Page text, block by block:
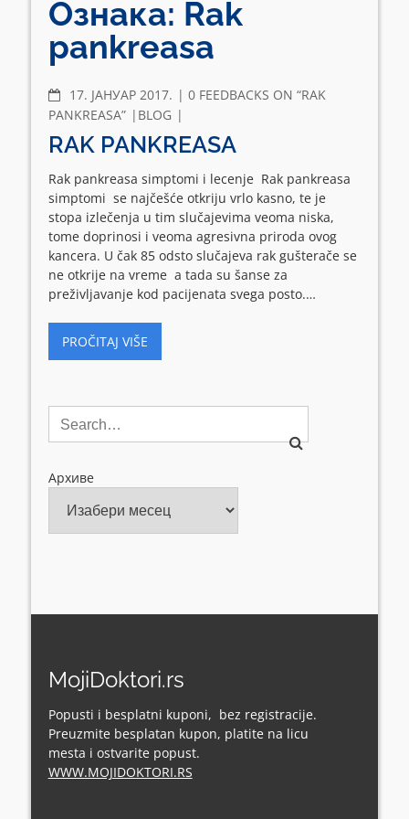
Ознака: Rak
pankreasa
17. ЈАНУАР 2017. COMMENTS
0 FEEDBACKS ON “RAK
PANKREASA”
BLOG
RAK PANKREASA
Rak pankreasa simptomi i lecenje Rak pankreasa
simptomi se najčešće otkriju vrlo kasno, te je
stopa izlečenja u tim slučajevima veoma niska,
tome doprinosi i veoma agresivna priroda ovog
kancera. U čak 85 odsto slučajeva rak gušterače se
ne otkrije na vreme a tada su šanse za
preživljavanje kod pacijenata svega posto.…
PROČITAJ VIŠE
Архиве
MojiDoktori.rs
Popusti i besplatni kuponi, bez registracije.
Preuzmite besplatan kupon, platite na licu
mesta i ostvarite popust.
WWW.MOJIDOKTORI.RS